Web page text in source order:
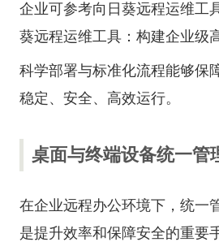
企业可参考向日葵远程运维工
葵远程运维工具：构建企业级
科学部署与标准化流程能够保
稳定、安全、高效运行。
桌面与终端设备统一管
在企业远程办公环境下，统一
是提升效率和保障安全的重要